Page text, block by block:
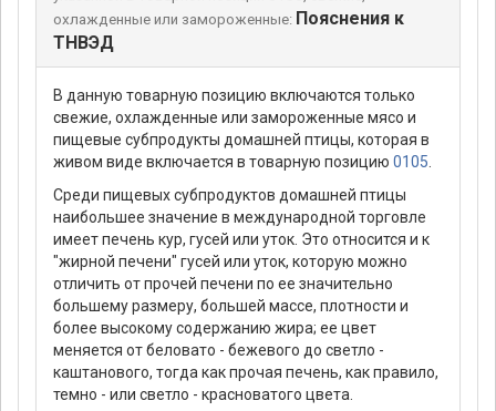
охлажденные или замороженные: Пояснения к
ТНВЭД
В данную товарную позицию включаются только
свежие, охлажденные или замороженные мясо и
пищевые субпродукты домашней птицы, которая в
живом виде включается в товарную позицию 0105
Среди пищевых субпродуктов домашней птицы
наибольшее значение в международной торговле
имеет печень кур, гусей или уток. Это относится и к
"жирной печени" гусей или уток, которую можно
отличить от прочей печени по ее значительно
большему размеру, большей массе, плотности и
более высокому содержанию жира; ее цвет
меняется от беловато - бежевого до светло -
каштанового, тогда как прочая печень, как правило,
темно - или светло - красноватого цвета.